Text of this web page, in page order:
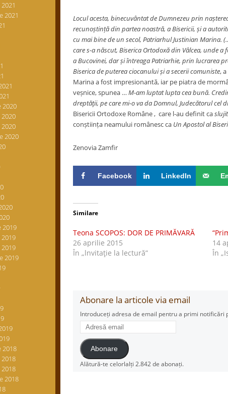
2021
2020
2020
2019
2019
2018
2018
Locul acesta, binecuvântat de Dumnezeu prin
recunoștință din partea noastră, a Bisericii, și a
cu mai bine de un secol, Patriarhul Justinian Marina.
care s-a născut, Biserica Ortodoxă din Vâlcea, unde
a Bucovinei, dar și întreaga Patriarhie, prin lucrarea
Biserica de puterea ciocanului și a secerii comuniste,
Marina a fost impresionantă, iar pe piatra de
veșnice, spunea … M-am luptat lupta cea bună.
dreptăţii, pe care mi-o va da Domnul, Judecătorul cel
Bisericii Ortodoxe Române , care l-au definit ca
conștiința neamului românesc ca Un Apostol al
Zenovia Zamfir
Facebook LinkedIn
Similare
Teona SCOPOS: DOR DE PRIMĂVARĂ
26 aprilie 2015
În „lnvitaţie la lectură”
14
În
Abonare la articole via email
Introduceți adresa de email pentru a primi
Adresă
email
Abonare
Alătură-te celorlalți 2.842 de abonați.